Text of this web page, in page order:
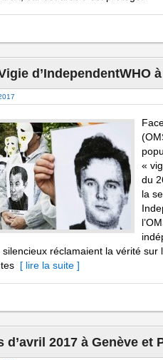
d’IndependentWHO
«
du
la
silencieux réclamaient la vérité
[ lire la suite ]
d’avril 2017 à Genève et